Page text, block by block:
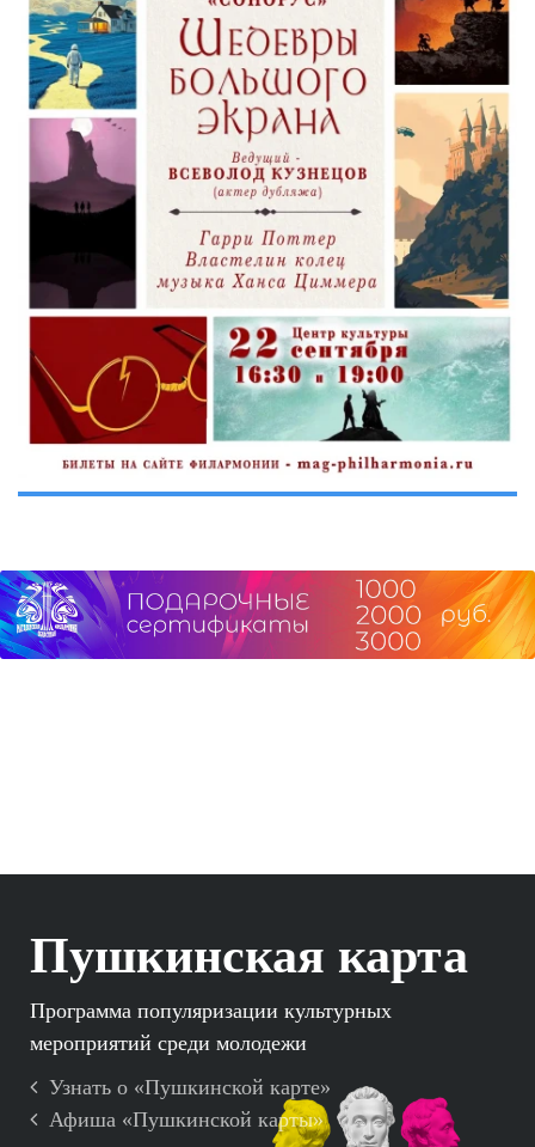
Пушкинская карта
Программа популяризации культурных
мероприятий среди молодежи
Узнать о «Пушкинской карте»
Афиша «Пушкинской карты»